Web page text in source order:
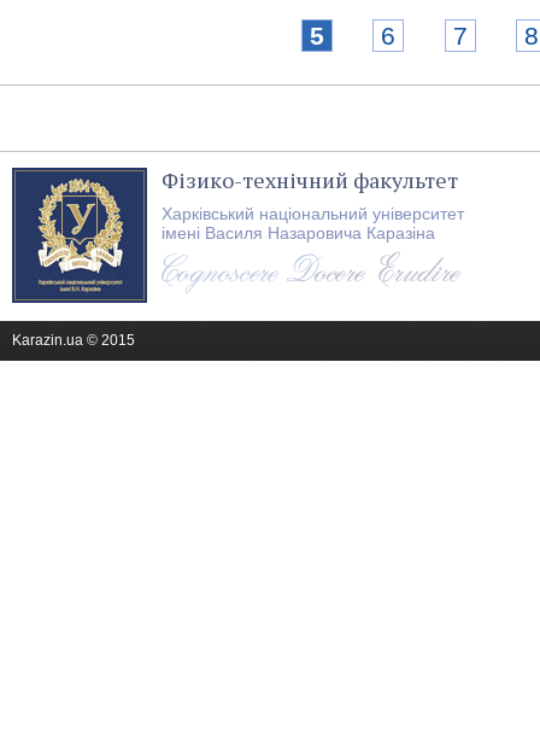
5 6 7 8
Фізико-технічний факультет
Харківський національний університет
імені Василя Назаровича Каразіна
Karazin.ua © 2015